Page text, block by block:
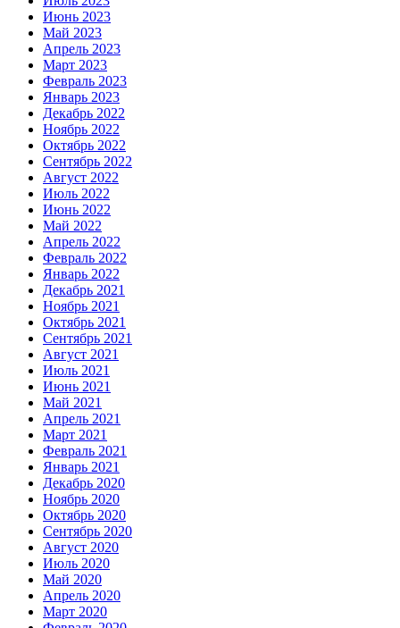
Июнь 2023
Май 2023
Апрель 2023
Март 2023
Февраль 2023
Январь 2023
Декабрь 2022
Ноябрь 2022
Октябрь 2022
Сентябрь 2022
Август 2022
Июль 2022
Июнь 2022
Май 2022
Апрель 2022
Февраль 2022
Январь 2022
Декабрь 2021
Ноябрь 2021
Октябрь 2021
Сентябрь 2021
Август 2021
Июль 2021
Июнь 2021
Май 2021
Апрель 2021
Март 2021
Февраль 2021
Январь 2021
Декабрь 2020
Ноябрь 2020
Октябрь 2020
Сентябрь 2020
Август 2020
Июль 2020
Май 2020
Апрель 2020
Март 2020